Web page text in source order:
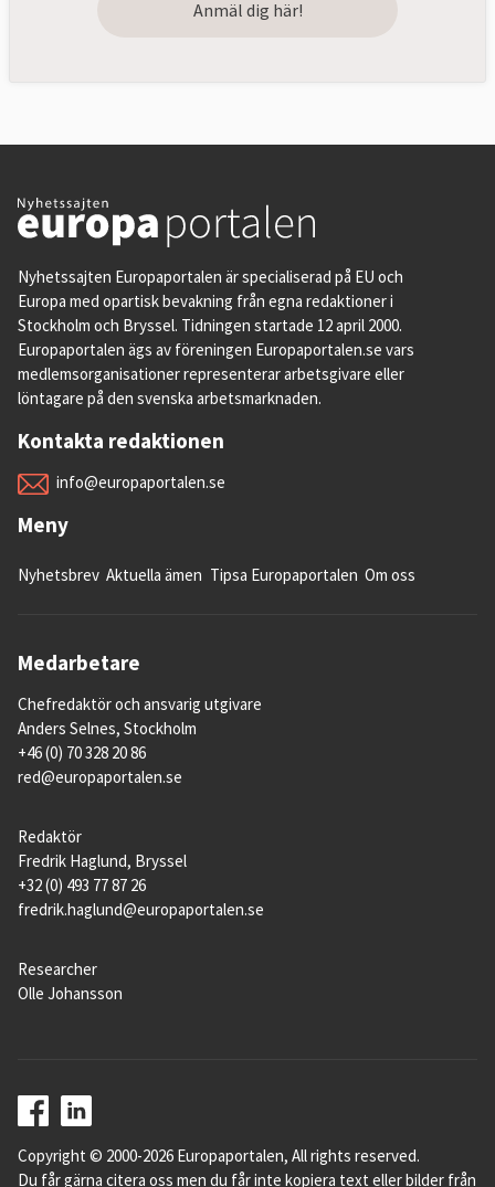
Anmäl dig här!
Nyhetssajten Europaportalen är specialiserad på EU och
Europa med opartisk bevakning från egna redaktioner i
Stockholm och Bryssel. Tidningen startade 12 april 2000.
Europaportalen ägs av föreningen Europaportalen.se vars
medlemsorganisationer representerar arbetsgivare eller
löntagare på den svenska arbetsmarknaden.
Kontakta redaktionen
info@europaportalen.se
Meny
Nyhetsbrev Aktuella ämen Tipsa Europaportalen Om oss
Medarbetare
Chefredaktör och ansvarig utgivare
Anders Selnes, Stockholm
+46 (0) 70 328 20 86
red@europaportalen.se
Redaktör
Fredrik Haglund, Bryssel
+32 (0) 493 77 87 26
fredrik.haglund@europaportalen.se
Researcher
Olle Johansson
Copyright © 2000-2026 Europaportalen, All rights reserved.
Du får gärna citera oss men du får inte kopiera text eller bilder från